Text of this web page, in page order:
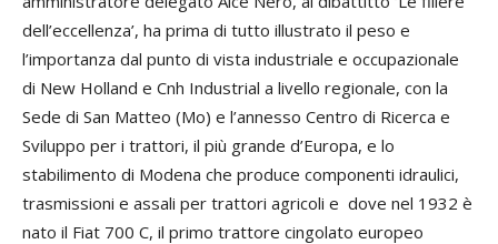
dell’eccellenza’, ha prima di tutto illustrato il peso e
l’importanza dal punto di vista industriale e occupazionale
di New Holland e Cnh Industrial a livello regionale, con la
Sede di San Matteo (Mo) e l’annesso Centro di Ricerca e
Sviluppo per i trattori, il più grande d’Europa, e lo
stabilimento di Modena che produce componenti idraulici,
trasmissioni e assali per trattori agricoli e dove nel 1932 è
nato il Fiat 700 C, il primo trattore cingolato europeo